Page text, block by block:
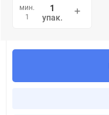
мин.
1
упак.